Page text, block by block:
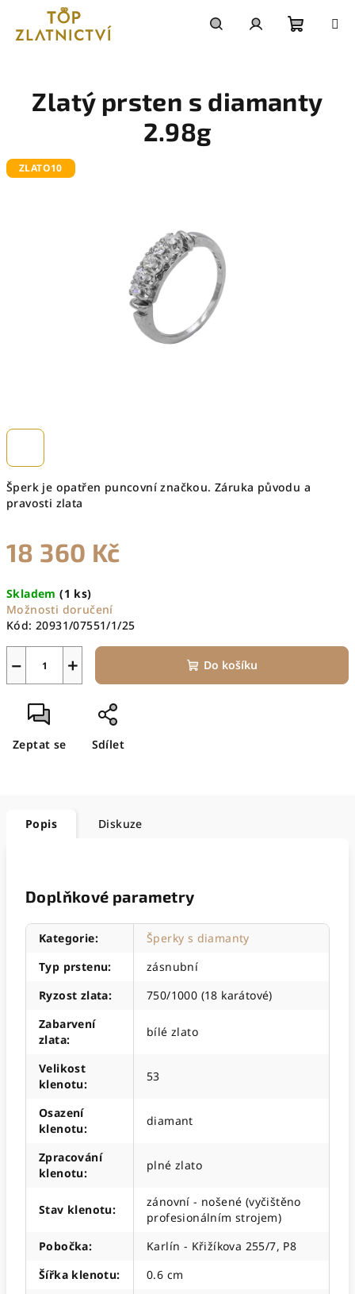
obsah
košík
Šperk je opatřen puncovní značkou. Záruka původu a
pravosti zlata
18 360 Kč
cena:
Skladem(1 ks)
Možnosti doručení
Kód: 20931/07551/1/25
+
− Do košíku
Zeptat se Sdílet
Zlatý prsten s diamanty
2.98g
ZLATO10
Popis Diskuze
Doplňkové parametry
Kategorie:
Šperky s diamanty
Typ prstenu:
zásnubní
Ryzost zlata:
750/1000 (18 karátové)
Zabarvení
zlata:
bílé zlato
Velikost
klenotu:
53
Osazení
klenotu:
diamant
Zpracování
klenotu:
plné zlato
Stav klenotu:
zánovní - nošené (vyčištěno
profesionálním strojem)
Pobočka:
Karlín - Křižíkova 255/7, P8
Šířka klenotu:
0.6 cm